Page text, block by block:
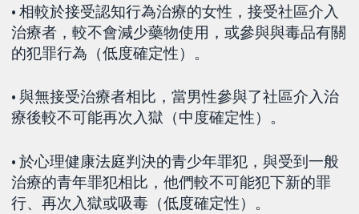
• 相較於接受認知行為治療的女性，接受社區介入
治療者，較不會減少藥物使用，或參與與毒品有關
的犯罪行為（低度確定性）。
• 與無接受治療者相比，當男性參與了社區介入治
療後較不可能再次入獄（中度確定性）。
• 於心理健康法庭判決的青少年罪犯，與受到一般
治療的青年罪犯相比，他們較不可能犯下新的罪
行、再次入獄或吸毒（低度確定性）。